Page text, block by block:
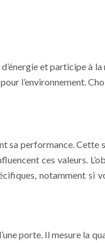
et participe à
l’environnement.
performance. Cette
ces valeurs.
notamment si
porte. Il mesure la